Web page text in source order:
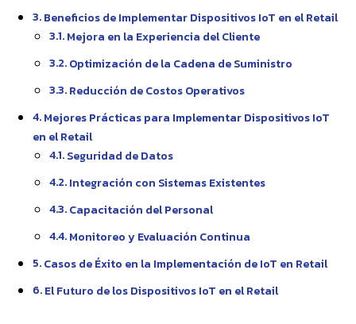
Beneficios de Implementar Dispositivos IoT en el Retail
Mejora en la Experiencia del Cliente
Optimización de la Cadena de Suministro
Reducción de Costos Operativos
Mejores Prácticas para Implementar Dispositivos IoT
en el Retail
Seguridad de Datos
Integración con Sistemas Existentes
Capacitación del Personal
Monitoreo y Evaluación Continua
Casos de Éxito en la Implementación de IoT en Retail
El Futuro de los Dispositivos IoT en el Retail